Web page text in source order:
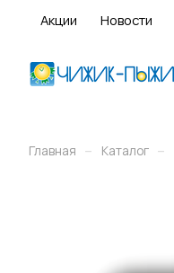
Акции Новости
Главная – Каталог –